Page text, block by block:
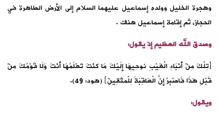
وهجرة الخليل وولده إسماعيل عليهما السلام إلى الأرض الطاهرة في
الحجاز، ثم إقامة إسماعيل هناك .
وصدق الله العظيم إذ يقول:
﴿تِلْكَ مِنْ أَنْبَاءِ الْغَيْبِ نوحِيهَا إِلَيْكَ مَا كنْتَ تَعْلَمُهَا أَنْتَ وَلَا قَوْمُكَ مِنْ
قَبْلِ هَذَا فَاصْبِرْ إِنَّ الْعَاقِبَةَ لِلْمتَّقِينَ﴾ (هود: 49).
ويقول: